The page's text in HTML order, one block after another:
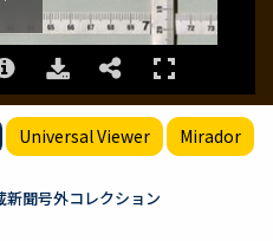
Universal Viewer Mirador
聞号外コレクション